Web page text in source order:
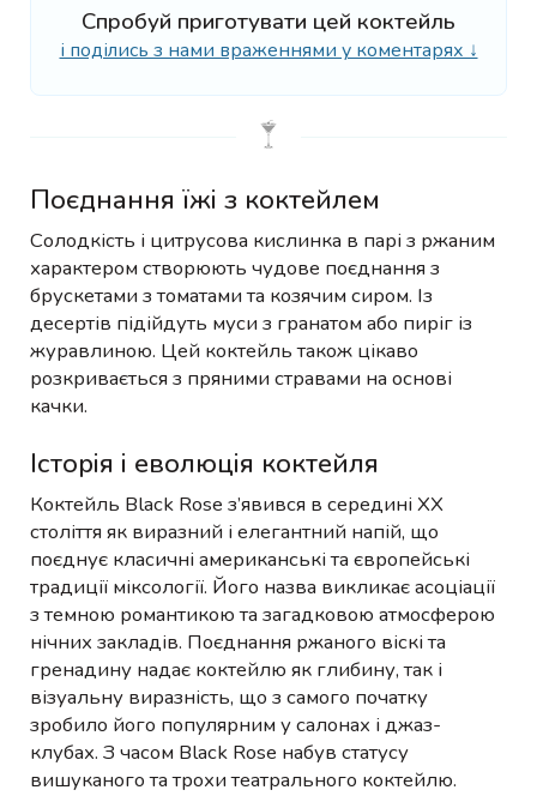
Спробуй приготувати цей коктейль
і поділись з нами враженнями у коментарях ↓
Поєднання їжі з коктейлем
Солодкість і цитрусова кислинка в парі з ржаним
характером створюють чудове поєднання з
брускетами з томатами та козячим сиром. Із
десертів підійдуть муси з гранатом або пиріг із
журавлиною. Цей коктейль також цікаво
розкривається з пряними стравами на основі
качки.
Історія і еволюція коктейля
Коктейль Black Rose з’явився в середині XX
століття як виразний і елегантний напій, що
поєднує класичні американські та європейські
традиції міксології. Його назва викликає асоціації
з темною романтикою та загадковою атмосферою
нічних закладів. Поєднання ржаного віскі та
гренадину надає коктейлю як глибину, так і
візуальну виразність, що з самого початку
зробило його популярним у салонах і джаз-
клубах. З часом Black Rose набув статусу
вишуканого та трохи театрального коктейлю.